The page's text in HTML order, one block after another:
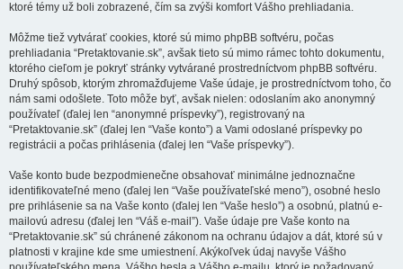
ktoré témy už boli zobrazené, čím sa zvýši komfort Vášho prehliadania.
Môžme tiež vytvárať cookies, ktoré sú mimo phpBB softvéru, počas
prehliadania “Pretaktovanie.sk”, avšak tieto sú mimo rámec tohto dokumentu,
ktorého cieľom je pokryť stránky vytvárané prostredníctvom phpBB softvéru.
Druhý spôsob, ktorým zhromažďujeme Vaše údaje, je prostredníctvom toho, čo
nám sami odošlete. Toto môže byť, avšak nielen: odoslaním ako anonymný
používateľ (ďalej len “anonymné príspevky”), registrovaný na
“Pretaktovanie.sk” (ďalej len “Vaše konto”) a Vami odoslané príspevky po
registrácii a počas prihlásenia (ďalej len “Vaše príspevky”).
Vaše konto bude bezpodmienečne obsahovať minimálne jednoznačne
identifikovateľné meno (ďalej len “Vaše používateľské meno”), osobné heslo
pre prihlásenie sa na Vaše konto (ďalej len “Vaše heslo”) a osobnú, platnú e-
mailovú adresu (ďalej len “Váš e-mail”). Vaše údaje pre Vaše konto na
“Pretaktovanie.sk” sú chránené zákonom na ochranu údajov a dát, ktoré sú v
platnosti v krajine kde sme umiestnení. Akýkoľvek údaj navyše Vášho